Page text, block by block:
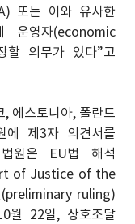
또는 이와 유사한
운영자(economic
할 의무가 있다”고
, 에스토니아, 폴란드
에 제3자 의견서를
법원은 EU법 해석
of Justice of the
(preliminary ruling)
월 22일, 상호조달